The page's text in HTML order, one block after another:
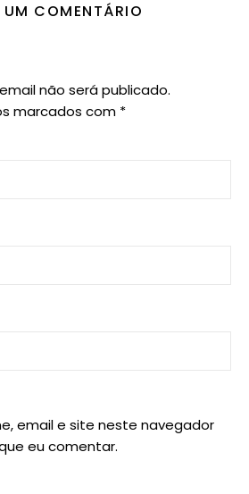
UM COMENTÁRIO
não será publicado.
marcados com *
email e site neste navegador
eu comentar.